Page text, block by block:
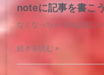
noteに記事を書こ
なくなっちゃうのは悲し
続きを読む »